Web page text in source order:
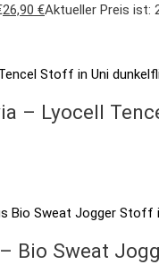
26,90 €Aktueller Preis ist:
– Lyocell
Bio Sweat